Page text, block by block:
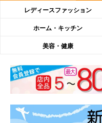
レディースファッション
ホーム・キッチン
美容・健康